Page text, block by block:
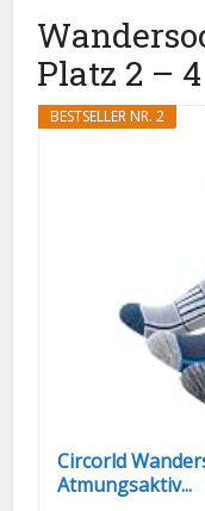
Platz 2 – 4
BESTSELLER NR. 2
Circorld
Atmungsaktiv...